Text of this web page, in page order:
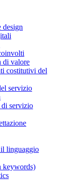
design
di valore
costitutivi del
servizio
di servizio
il linguaggio
keywords)